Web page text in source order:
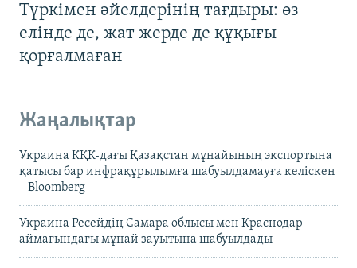
Түркімен әйелдерінің тағдыры: өз
елінде де, жат жерде де құқығы
қорғалмаған
Жаңалықтар
Украина КҚК-дағы Қазақстан мұнайының экспортына
қатысы бар инфрақұрылымға шабуылдамауға келіскен
– Bloomberg
Украина Ресейдің Самара облысы мен Краснодар
аймағындағы мұнай зауытына шабуылдады